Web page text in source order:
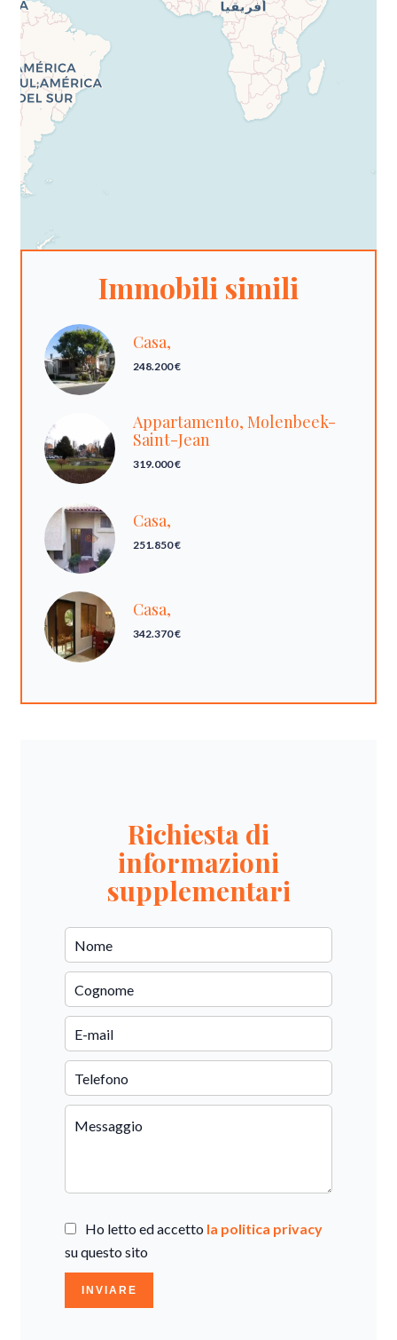
Immobili simili
Casa,
248.200 €
Appartamento, Molenbeek-
Saint-Jean
319.000 €
Casa,
251.850 €
Casa,
342.370 €
Richiesta di
informazioni
supplementari
Ho letto ed accetto la politica privacy
su questo sito
INVIARE